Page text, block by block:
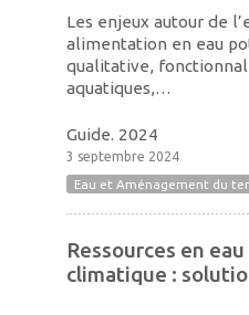
Les enjeux autour de
alimentation en eau
qualitative,
aquatiques,…
Guide. 2024
3 septembre 2024
Eau et Aménagement du
Ressources en
climatique :